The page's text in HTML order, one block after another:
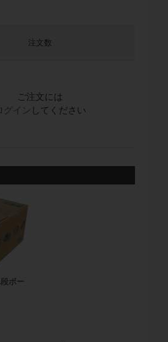
注文数
ご注文には
グイン してください
ボー